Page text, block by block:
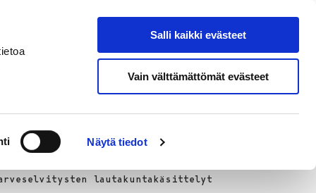
Näytä tiedot
Salli kaikki evästeet
Vain välttämättömät evästeet
Hae sivustolta
lautakuntakäsittelyt